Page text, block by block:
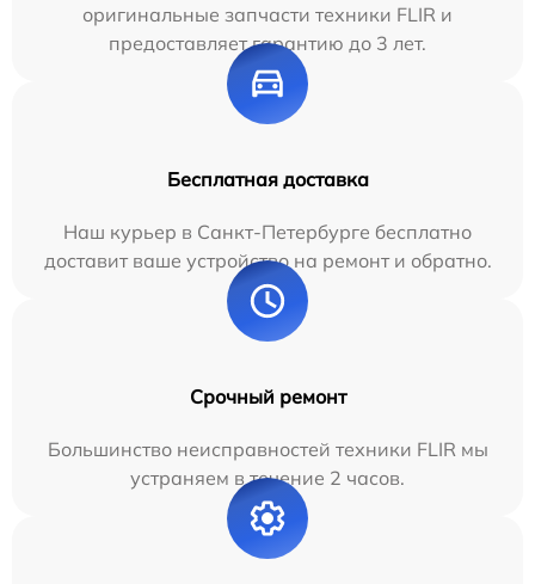
оригинальные запчасти техники FLIR и
предоставляет гарантию до 3 лет.
Бесплатная доставка
Наш курьер в Санкт-Петербурге бесплатно
доставит ваше устройство на ремонт и обратно.
Срочный ремонт
Большинство неисправностей техники FLIR мы
устраняем в течение 2 часов.